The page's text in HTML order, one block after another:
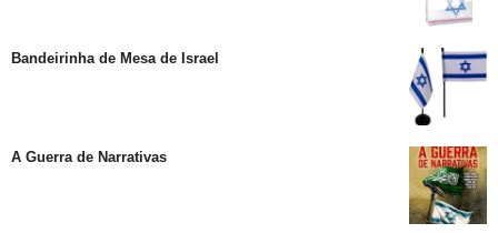
Bandeirinha de Mesa de Israel
A Guerra de Narrativas